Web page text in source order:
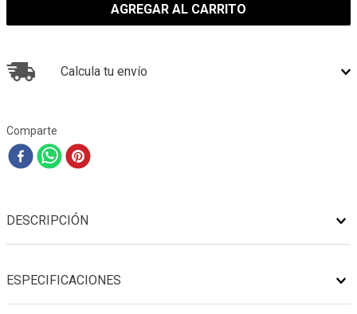
AGREGAR AL CARRITO
Calcula tu envío
Comparte
DESCRIPCIÓN
ESPECIFICACIONES